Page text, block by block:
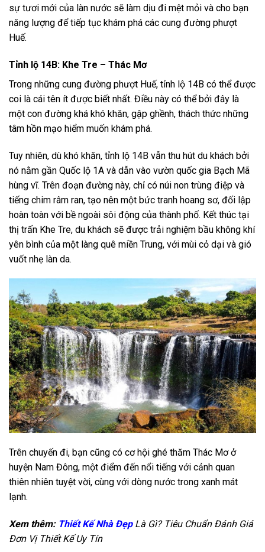
sự tươi mới của làn nước sẽ làm dịu đi mệt mỏi và cho bạn
năng lượng để tiếp tục khám phá các cung đường phượt
Huế.
Tỉnh lộ 14B: Khe Tre – Thác Mơ
Trong những cung đường phượt Huế, tỉnh lộ 14B có thể được
coi là cái tên ít được biết nhất. Điều này có thể bởi đây là
một con đường khá khó khăn, gập ghềnh, thách thức những
tâm hồn mạo hiểm muốn khám phá.
Tuy nhiên, dù khó khăn, tỉnh lộ 14B vẫn thu hút du khách bởi
nó nằm gần Quốc lộ 1A và dẫn vào vườn quốc gia Bạch Mã
hùng vĩ. Trên đoạn đường này, chỉ có núi non trùng điệp và
tiếng chim râm ran, tạo nên một bức tranh hoang sơ, đối lập
hoàn toàn với bề ngoài sôi động của thành phố. Kết thúc tại
thị trấn Khe Tre, du khách sẽ được trải nghiệm bầu không khí
yên bình của một làng quê miền Trung, với mùi cỏ dại và gió
vuốt nhẹ làn da.
Trên chuyến đi, bạn cũng có cơ hội ghé thăm Thác Mơ ở
huyện Nam Đông, một điểm đến nổi tiếng với cảnh quan
thiên nhiên tuyệt vời, cùng với dòng nước trong xanh mát
lạnh.
Xem thêm: Thiết Kế Nhà Đẹp Là Gì? Tiêu Chuẩn Đánh Giá
Đơn Vị Thiết Kế Uy Tín